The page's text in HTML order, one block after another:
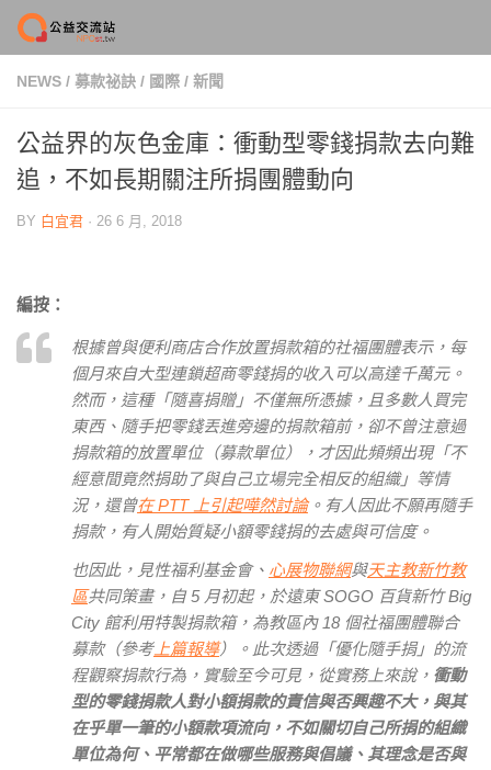
Skip to content
NEWS / 募款祕訣 / 國際 / 新聞
公益界的灰色金庫：衝動型零錢捐款去向難
追，不如長期關注所捐團體動向
BY 白宜君 · 26 6 月, 2018
編按：
根據曾與便利商店合作放置捐款箱的社福團體表示，每
個月來自大型連鎖超商零錢捐的收入可以高達千萬元。
然而，這種「隨喜捐贈」不僅無所憑據，且多數人買完
東西、隨手把零錢丟進旁邊的捐款箱前，卻不曾注意過
捐款箱的放置單位（募款單位），才因此頻頻出現「不
經意間竟然捐助了與自己立場完全相反的組織」等情
況，還曾在 PTT 上引起嘩然討論。有人因此不願再隨手
捐款，有人開始質疑小額零錢捐的去處與可信度。
也因此，見性福利基金會、 心展物聯網與天主教新竹教
區共同策畫，自 5 月初起，於遠東 SOGO 百貨新竹 Big
City 館利用特製捐款箱，為教區內 18 個社福團體聯合
募款（參考上篇報導）。此次透過「優化隨手捐」的流
程觀察捐款行為，實驗至今可見，從實務上來說， 衝動
型的零錢捐款人對小額捐款的責信與否興趣不大，與其
在乎單一筆的小額款項流向，不如關切自己所捐的組織
單位為何、平常都在做哪些服務與倡議、其理念是否與